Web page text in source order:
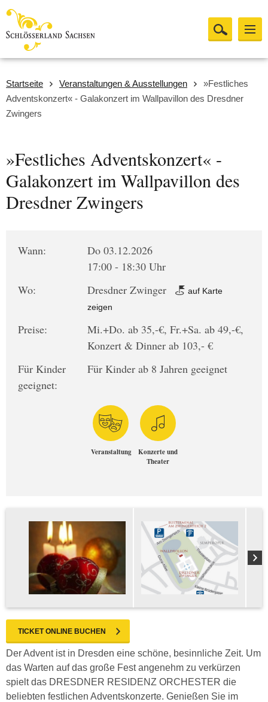
Startseite Veranstaltungen & Ausstellungen
»Festliches
Adventskonzert« - Galakonzert im Wallpavillon des Dresdner
Zwingers
»Festliches Adventskonzert« -
Galakonzert im Wallpavillon des
Dresdner Zwingers
Wann:
Do 03.12.2026
17:00 - 18:30 Uhr
Wo:
Dresdner Zwinger
auf Karte
zeigen
Preise:
Mi.+Do. ab 35,-€, Fr.+Sa. ab 49,-€,
Konzert & Dinner ab 103,- €
Für Kinder
geeignet:
Für Kinder ab 8 Jahren geeignet
Veranstaltung
Konzerte und
Theater
TICKET ONLINE BUCHEN
Der Advent ist in Dresden eine schöne, besinnliche Zeit. Um
das Warten auf das große Fest angenehm zu verkürzen
spielt das DRESDNER RESIDENZ ORCHESTER die
beliebten festlichen Adventskonzerte. Genießen Sie im